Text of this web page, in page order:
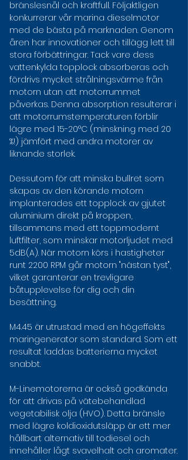
bränslesnål och kraftfull. Följaktligen
konkurrerar vår marina dieselmotor
med de bästa på marknaden. Genom
åren har innovationer och tillägg lett till
stora förbättringar. Tack vare dess
vattenkylda topplock absorberas och
fördrivs mycket strålningsvärme från
motorn utan att motorrummet
påverkas. Denna absorption resulterar i
att motorrumstemperaturen förblir
lägre med 15-20°C (minskning med 20
%!) jämfört med andra motorer av
liknande storlek.
Dessutom för att minska bullret som
skapas av den körande motorn
implanterades ett topplock av gjutet
aluminium direkt på kroppen,
tillsammans med ett toppmodernt
luftfilter, som minskar motorljudet med
5dB(A). När motorn körs i hastigheter
runt 2200 RPM går motorn "nästan tyst",
vilket garanterar en trevligare
båtupplevelse för dig och din
besättning.
M4.45 är utrustad med en högeffekts
maringenerator som standard. Som ett
resultat laddas batterierna mycket
snabbt.
M-Linemotorerna är också godkända
för att drivas på vätebehandlad
vegetabilisk olja (HVO). Detta bränsle
med lägre koldioxidutsläpp är ett mer
hållbart alternativ till todiesel och
innehåller lågt svavelhalt och aromater.